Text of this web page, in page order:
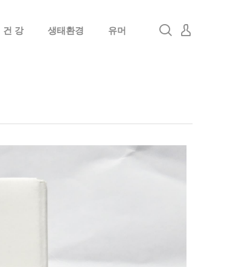
건 강 생태환경 유머